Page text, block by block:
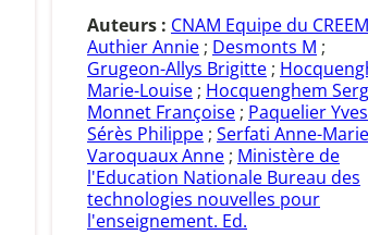
Auteurs : CNAM Equipe du CREEM
Authier Annie; Desmonts M ;
Grugeon-Allys Brigitte;
Marie-Louise; Hocquenghem
Monnet Françoise; Paquelier Yves
Sérès Philippe; Serfati Anne-Marie
Varoquaux Anne; Ministère de
l'Education Nationale Bureau des
technologies nouvelles pour
l'enseignement. Ed.